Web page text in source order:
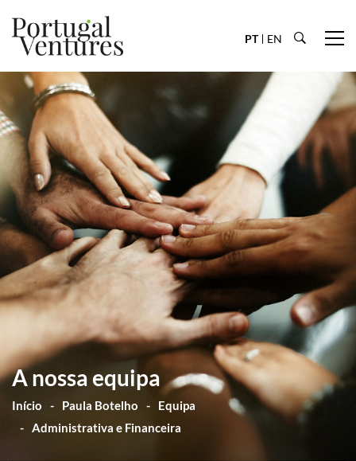
PT EN
A nossa equipa
Início Paula Botelho
Equipa
Administrativa e Financeira